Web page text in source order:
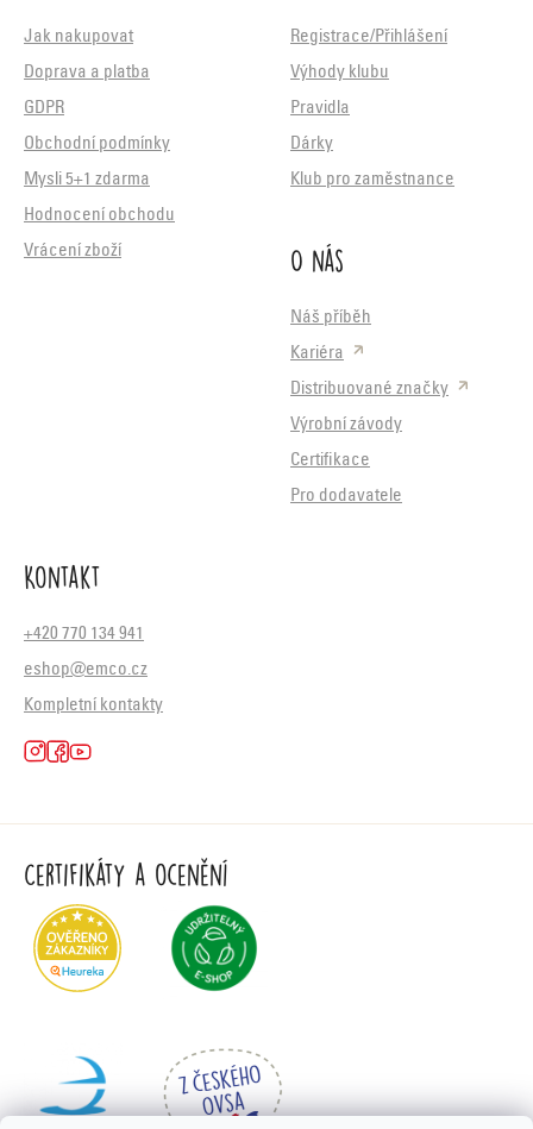
Jak nakupovat
Doprava a platba
GDPR
Obchodní podmínky
Mysli 5+1 zdarma
Hodnocení obchodu
Vrácení zboží
Registrace/Přihlášení
Výhody klubu
Pravidla
Dárky
Klub pro zaměstnance
O nás
Náš příběh
Kariéra
Distribuované značky
Výrobní závody
Certifikace
Pro dodavatele
Kontakt
+420 770 134 941
eshop@emco.cz
Kompletní kontakty
Certifikáty a ocenění